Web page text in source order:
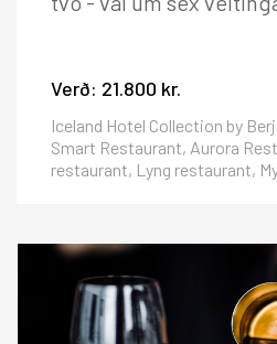
Verð: 21.800 kr.
Iceland Hotel Collection by
Smart Restaurant, Aurora
restaurant, Lyng restaurant,